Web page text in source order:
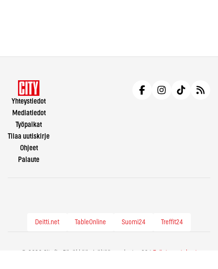
Yhteystiedot
Mediatiedot
Työpaikat
Tilaa uutiskirje
Ohjeet
Palaute
Deitti.net TableOnline Suomi24 Treffit24